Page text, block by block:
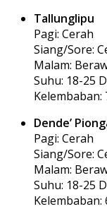
Tallunglipu
Pagi: Cerah
Siang/Sore:
Malam:
Suhu: 18-25
Kelembaban:
Dende’
Pagi: Cerah
Siang/Sore:
Malam:
Suhu: 18-25
Kelembaban: